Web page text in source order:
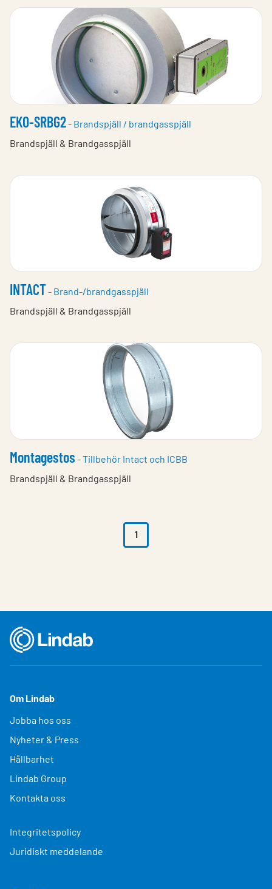
EKO-SRBG2- Brandspjäll / brandgasspjäll
Brandspjäll & Brandgasspjäll
INTACT- Brand-/brandgasspjäll
Brandspjäll & Brandgasspjäll
Montagestos - Tillbehör Intact och ICBB
Brandspjäll & Brandgasspjäll
1
Om Lindab
Jobba hos oss
Nyheter & Press
Hållbarhet
Lindab Group
Kontakta oss
Integritetspolicy
Juridiskt meddelande